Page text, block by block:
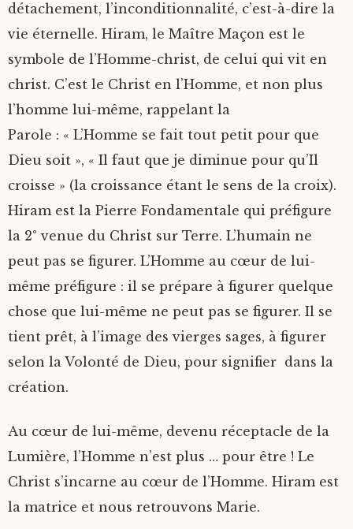
détachement, l’inconditionnalité, c’est-à-dire la
vie éternelle. Hiram, le Maître Maçon est le
symbole de l’Homme-christ, de celui qui vit en
christ. C’est le Christ en l’Homme, et non plus
l’homme lui-même, rappelant la
Parole : « L’Homme se fait tout petit pour que
Dieu soit », « Il faut que je diminue pour qu’Il
croisse » (la croissance étant le sens de la croix).
Hiram est la Pierre Fondamentale qui préfigure
la 2° venue du Christ sur Terre. L’humain ne
peut pas se figurer. L’Homme au cœur de lui-
même préfigure : il se prépare à figurer quelque
chose que lui-même ne peut pas se figurer. Il se
tient prêt, à l’image des vierges sages, à figurer
selon la Volonté de Dieu, pour signifier dans la
création.
Au cœur de lui-même, devenu réceptacle de la
Lumière, l’Homme n’est plus … pour être ! Le
Christ s’incarne au cœur de l’Homme. Hiram est
la matrice et nous retrouvons Marie.